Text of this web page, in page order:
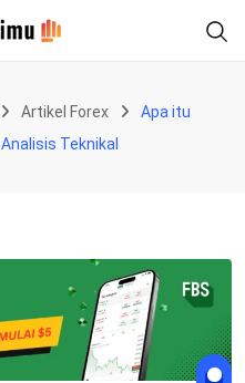
Artikel Forex
Apa itu
Teknikal